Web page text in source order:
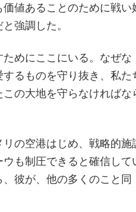
値あることのために戦い
強調した。
めにここにいる。なぜな
るものを守り抜き、私た
の大地を守らなければな
の空港はじめ、戦略的施
も制圧できると確信して
彼が、他の多くのこと同